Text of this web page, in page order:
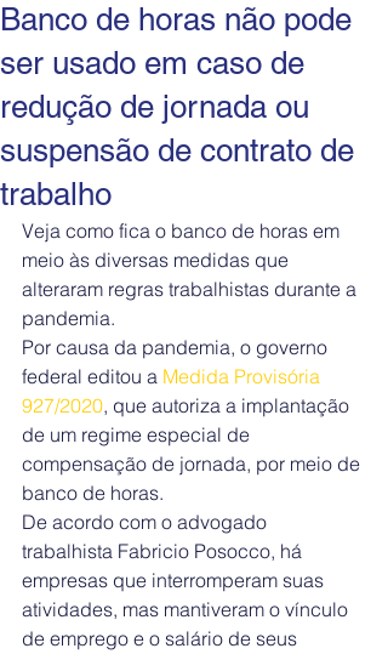
Banco de horas não pode
ser usado em caso de
redução de jornada ou
suspensão de contrato de
trabalho
Veja como fica o banco de horas em
meio às diversas medidas que
alteraram regras trabalhistas durante a
pandemia.
Por causa da pandemia, o governo
federal editou a Medida Provisória
927/2020, que autoriza a implantação
de um regime especial de
compensação de jornada, por meio de
banco de horas.
De acordo com o advogado
trabalhista Fabricio Posocco, há
empresas que interromperam suas
atividades, mas mantiveram o vínculo
de emprego e o salário de seus